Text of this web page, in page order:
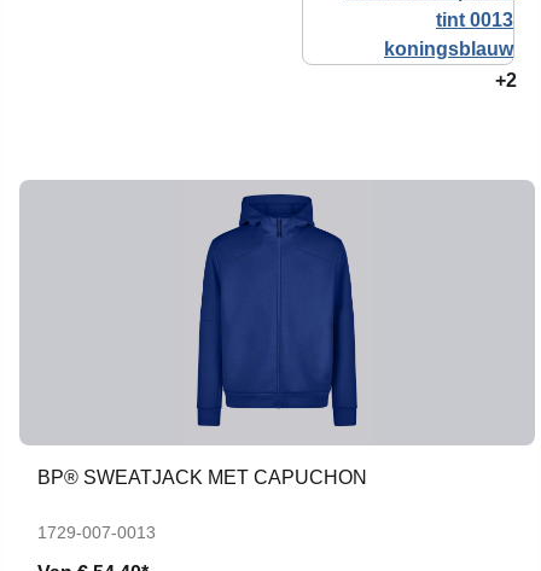
+2
BP® SWEATJACK MET CAPUCHON
1729-007-0013